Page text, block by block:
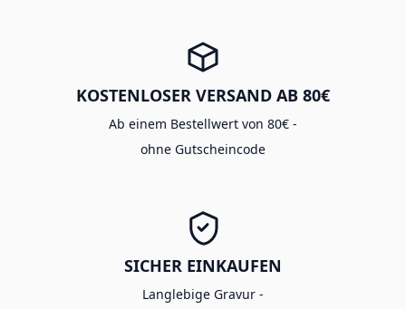
KOSTENLOSER VERSAND AB 80€
Ab einem Bestellwert von 80€ -
ohne Gutscheincode
SICHER EINKAUFEN
Langlebige Gravur -